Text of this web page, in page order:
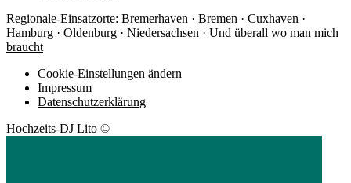
Regionale-Einsatzorte: Bremerhaven · Bremen · Cuxhaven ·
Hamburg · Oldenburg · Niedersachsen · Und überall wo man mich
braucht
Cookie-Einstellungen ändern
Impressum
Datenschutzerklärung
Hochzeits-DJ Lito ©